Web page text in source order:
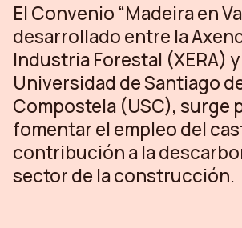
El Convenio “Madeira en
desarrollado entre la
Industria Forestal (XERA) y
Universidad de Santiago
Compostela (USC), surge
fomentar el empleo del
contribución a la
sector de la construcción.